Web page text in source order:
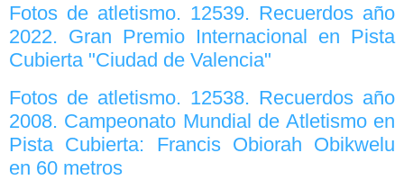
Fotos de atletismo. 12539. Recuerdos año
2022. Gran Premio Internacional en Pista
Cubierta "Ciudad de Valencia"
Fotos de atletismo. 12538. Recuerdos año
2008. Campeonato Mundial de Atletismo en
Pista Cubierta: Francis Obiorah Obikwelu
en 60 metros